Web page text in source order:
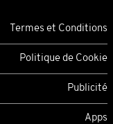
Termes et Conditions
Politique de Cookie
Publicité
Apps